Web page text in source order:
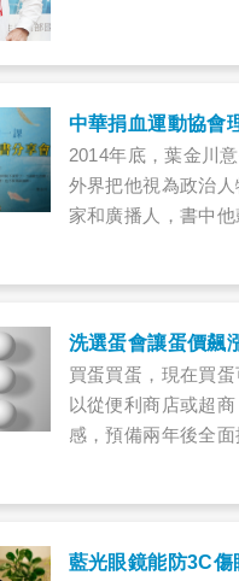
中華捐血運動協會
2014年底，葉金川
外界把他視為政治
家和廣播人，書中
到就做，不要猶豫
己真正想要的？在
開？這些問題你有
洗選蛋會讓蛋價飆
買蛋買蛋，現在買
以從便利商店或超
感，預備兩年後全
更多錢來買雞蛋嗎
藍光眼鏡能防3C傷